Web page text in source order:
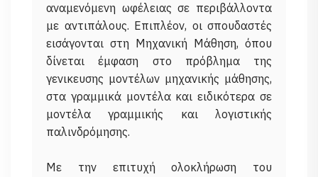
αναμενόμενη ωφέλειας σε περιβάλλοντα
με αντιπάλους. Επιπλέον, οι σπουδαστές
εισάγονται στη Μηχανική Μάθηση, όπου
δίνεται έμφαση στο πρόβλημα της
γενικευσης μοντέλων μηχανικής μάθησης,
στα γραμμικά μοντέλα και ειδικότερα σε
μοντέλα γραμμικής και λογιστικής
παλινδρόμησης.
Με την επιτυχή ολοκλήρωση του